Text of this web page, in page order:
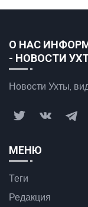
О НАС
- НОВОСТИ
Новости Ухты,
МЕНЮ
Теги
Редакция